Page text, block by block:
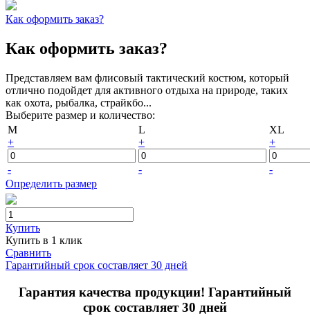
Как оформить заказ?
Как оформить заказ?
Представляем вам флисовый тактический костюм, который
отлично подойдет для активного отдыха на природе, таких
как охота, рыбалка, страйкбо...
Выберите размер и количество:
M
+
-
L
+
-
XL
+
-
Определить размер
Купить
Купить в 1 клик
Сравнить
Гарантийный срок составляет 30 дней
Гарантия качества продукции! Гарантийный
срок составляет 30 дней